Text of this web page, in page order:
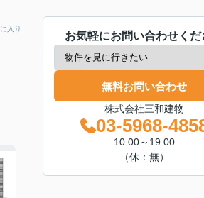
入り
お気軽にお問い合わせくだ
無料お問い合わせ
株式会社三和建物
03-5968-
10:00～19:00
（休：無）